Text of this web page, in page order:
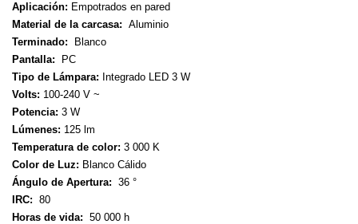
Aplicación: Empotrados en pared
Material de la carcasa: Aluminio
Terminado:
Blanco
Pantalla:
PC
Tipo de Lámpara: Integrado LED 3 W
Volts: 100-240 V ~
Potencia: 3 W
Lúmenes: 125 lm
Temperatura de color: 3 000 K
Color de Luz: Blanco Cálido
Ángulo de Apertura: 36 °
IRC: 80
Horas de vida: 50 000 h